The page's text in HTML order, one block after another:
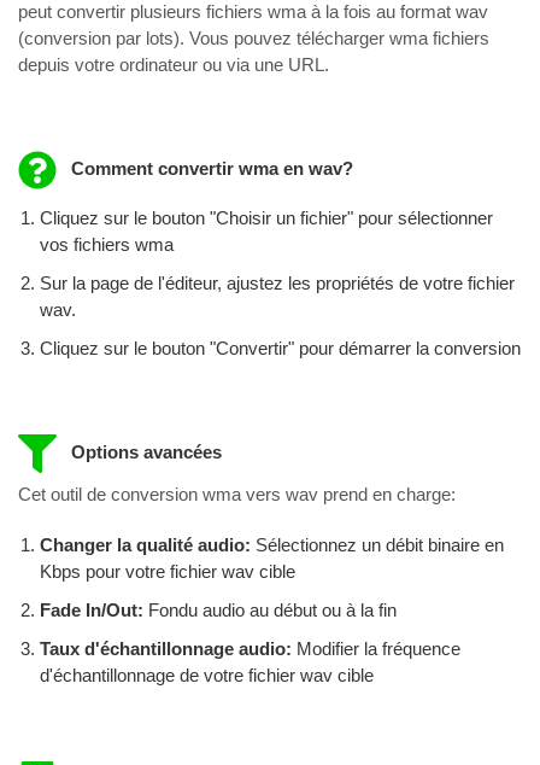
peut convertir plusieurs fichiers wma à la fois au format wav
(conversion par lots). Vous pouvez télécharger wma fichiers
depuis votre ordinateur ou via une URL.
Comment convertir wma en wav?
Cliquez sur le bouton "Choisir un fichier" pour sélectionner
vos fichiers wma
Sur la page de l'éditeur, ajustez les propriétés de votre fichier
wav.
Cliquez sur le bouton "Convertir" pour démarrer la conversion
Options avancées
Cet outil de conversion wma vers wav prend en charge:
Changer la qualité audio: Sélectionnez un débit binaire en
Kbps pour votre fichier wav cible
Fade In/Out: Fondu audio au début ou à la fin
Taux d'échantillonnage audio: Modifier la fréquence
d'échantillonnage de votre fichier wav cible